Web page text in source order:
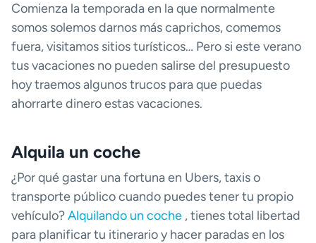
Comienza la temporada en la que normalmente
somos solemos darnos más caprichos, comemos
fuera, visitamos sitios turísticos… Pero si este verano
tus vacaciones no pueden salirse del presupuesto
hoy traemos algunos trucos para que puedas
ahorrarte dinero estas vacaciones.
Alquila un coche
¿Por qué gastar una fortuna en Ubers, taxis o
transporte público cuando puedes tener tu propio
vehículo?Alquilando un coche , tienes total libertad
para planificar tu itinerario y hacer paradas en los